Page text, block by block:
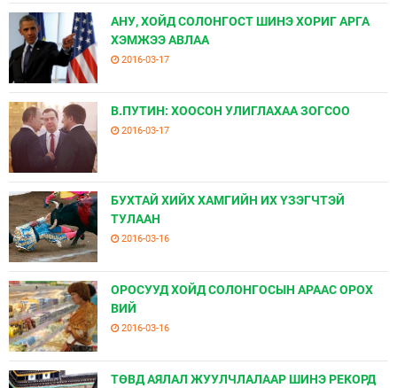
АНУ, ХОЙД СОЛОНГОСТ ШИНЭ ХОРИГ АРГА
ХЭМЖЭЭ АВЛАА
2016-03-17
В.ПУТИН: ХООСОН УЛИГЛАХАА ЗОГСОО
2016-03-17
БУХТАЙ ХИЙХ ХАМГИЙН ИХ ҮЗЭГЧТЭЙ
ТУЛААН
2016-03-16
ОРОСУУД ХОЙД СОЛОНГОСЫН АРААС ОРОХ
ВИЙ
2016-03-16
ТӨВД АЯЛАЛ ЖУУЛЧЛАЛААР ШИНЭ РЕКОРД